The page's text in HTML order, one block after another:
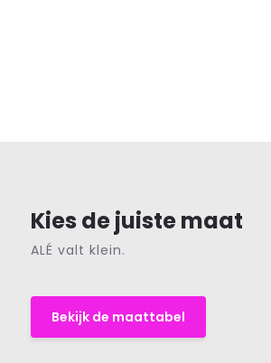
Kies de juiste maat
ALÉ valt klein.
Bekijk de maattabel